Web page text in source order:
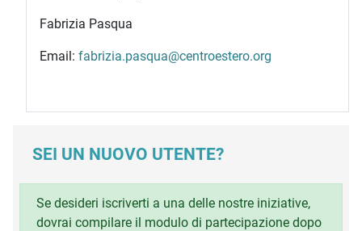
Fabrizia Pasqua
Email: fabrizia.pasqua@centroestero.org
SEI UN NUOVO UTENTE?
Se desideri iscriverti a una delle nostre iniziative,
dovrai compilare il modulo di partecipazione dopo